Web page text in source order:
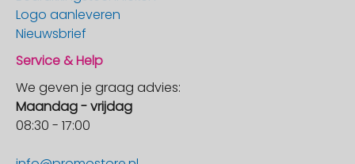
Logo aanleveren
Nieuwsbrief
Service & Help
We geven je graag advies:
Maandag - vrijdag
08:30 - 17:00